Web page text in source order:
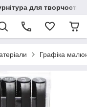
для творчості
Графіка